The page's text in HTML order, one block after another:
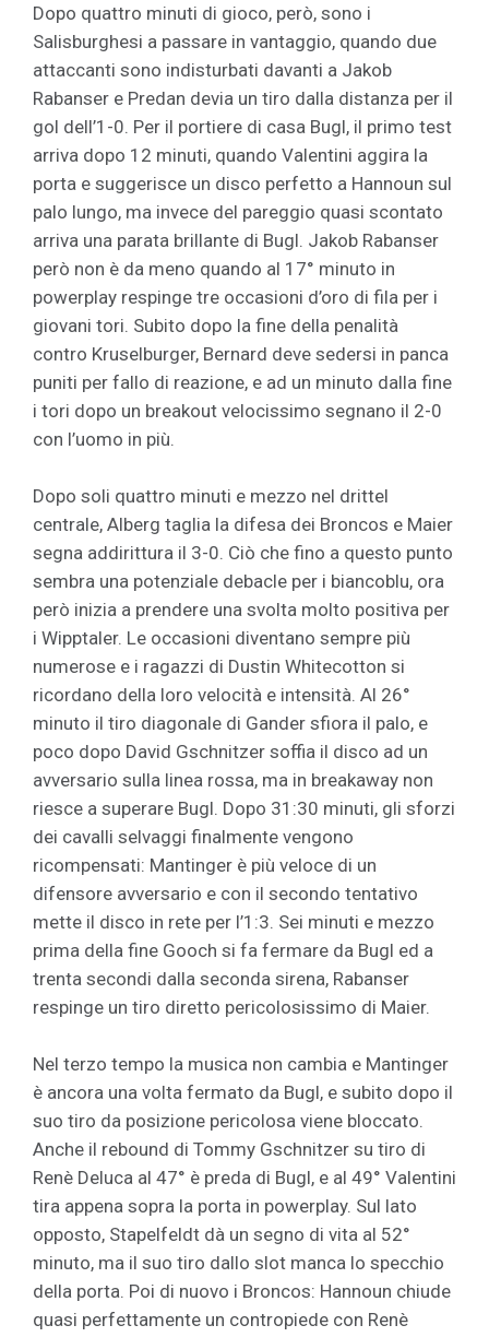
Dopo quattro minuti di gioco, però, sono i
Salisburghesi a passare in vantaggio, quando due
attaccanti sono indisturbati davanti a Jakob
Rabanser e Predan devia un tiro dalla distanza per il
gol dell’1-0. Per il portiere di casa Bugl, il primo test
arriva dopo 12 minuti, quando Valentini aggira la
porta e suggerisce un disco perfetto a Hannoun sul
palo lungo, ma invece del pareggio quasi scontato
arriva una parata brillante di Bugl. Jakob Rabanser
però non è da meno quando al 17° minuto in
powerplay respinge tre occasioni d’oro di fila per i
giovani tori. Subito dopo la fine della penalità
contro Kruselburger, Bernard deve sedersi in panca
puniti per fallo di reazione, e ad un minuto dalla fine
i tori dopo un breakout velocissimo segnano il 2-0
con l’uomo in più.
Dopo soli quattro minuti e mezzo nel drittel
centrale, Alberg taglia la difesa dei Broncos e Maier
segna addirittura il 3-0. Ciò che fino a questo punto
sembra una potenziale debacle per i biancoblu, ora
però inizia a prendere una svolta molto positiva per
i Wipptaler. Le occasioni diventano sempre più
numerose e i ragazzi di Dustin Whitecotton si
ricordano della loro velocità e intensità. Al 26°
minuto il tiro diagonale di Gander sfiora il palo, e
poco dopo David Gschnitzer soffia il disco ad un
avversario sulla linea rossa, ma in breakaway non
riesce a superare Bugl. Dopo 31:30 minuti, gli sforzi
dei cavalli selvaggi finalmente vengono
ricompensati: Mantinger è più veloce di un
difensore avversario e con il secondo tentativo
mette il disco in rete per l’1:3. Sei minuti e mezzo
prima della fine Gooch si fa fermare da Bugl ed a
trenta secondi dalla seconda sirena, Rabanser
respinge un tiro diretto pericolosissimo di Maier.
Nel terzo tempo la musica non cambia e Mantinger
è ancora una volta fermato da Bugl, e subito dopo il
suo tiro da posizione pericolosa viene bloccato.
Anche il rebound di Tommy Gschnitzer su tiro di
Renè Deluca al 47° è preda di Bugl, e al 49° Valentini
tira appena sopra la porta in powerplay. Sul lato
opposto, Stapelfeldt dà un segno di vita al 52°
minuto, ma il suo tiro dallo slot manca lo specchio
della porta. Poi di nuovo i Broncos: Hannoun chiude
quasi perfettamente un contropiede con Renè